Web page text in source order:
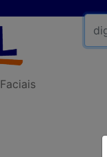
Faciais